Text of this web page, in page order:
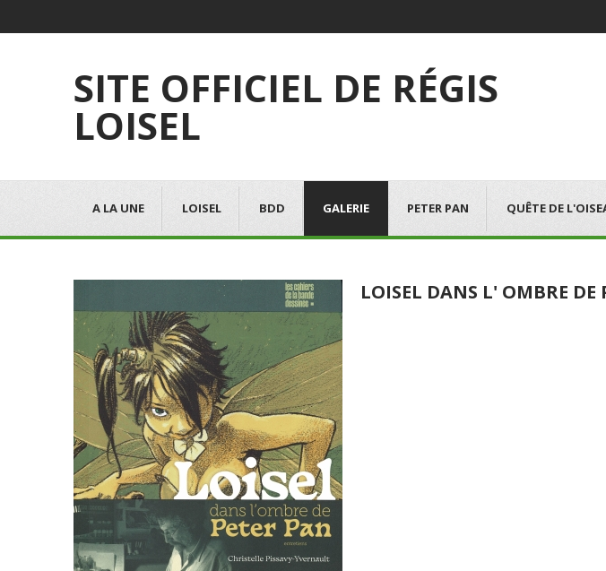
SITE OFFICIEL DE RÉGIS
LOISEL
A LA UNE LOISEL BDD GALERIE PETER PAN QUÊTE DE
LOISEL DANS L' OMBRE DE